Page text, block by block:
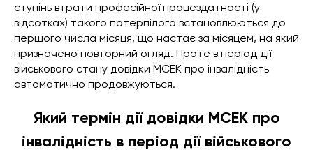
ступінь втрати професійної працездатності (у
відсотках) такого потерпілого встановлюються до
першого числа місяця, що настає за місяцем, на який
призначено повторний огляд. Проте в період дії
військового стану довідки МСЕК про інвалідність
автоматично продовжуються.
Який термін дії довідки МСЕК про
інвалідність в період дії військового